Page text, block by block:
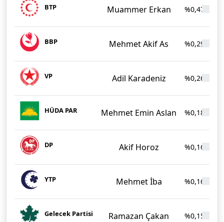
BTP Muammer Erkan %0,47
BBP Mehmet Akif As %0,29
VP Adil Karadeniz %0,26
HÜDA PAR Mehmet Emin Aslan %0,18
DP Akif Horoz %0,16
YTP Mehmet İba %0,16
Gelecek Partisi Ramazan Çakan %0,15